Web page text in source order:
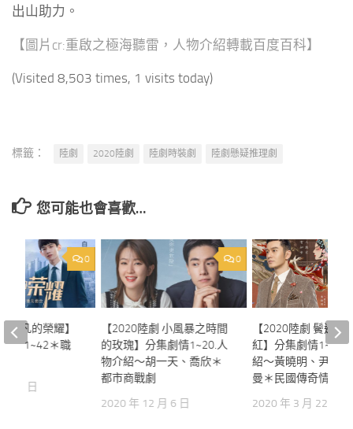
出山助力。
【圖片cr:重啟之極海聽雷，人物介紹轉載百度百科】
(Visited 8,503 times, 1 visits today)
標籤： 陸劇 2020陸劇 陸劇時裝劇 陸劇懸疑推理劇
您可能也會喜歡…
0
【2020陸劇 小風暴之時間
的玫瑰】分集劇情1~20.人
物介紹～胡一天、喬欣＊
都市商戰劇
2020 年 12 月 6 日
【2020陸劇 鬢邊不
紅】分集劇情1~20.
紹～黃曉明、尹正
曼＊民國傳奇情感劇
2020 年 3 月 22 日
0
平凡的榮耀】
情21~42＊職
19 日